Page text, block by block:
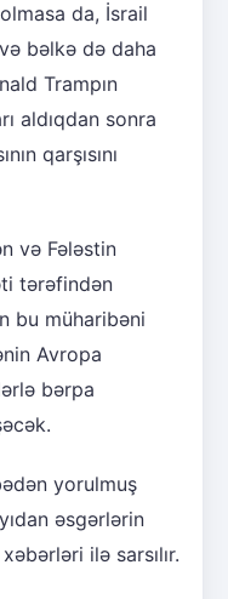
da, İsrail
bəlkə də daha
Trampın
aldıqdan sonra
qarşısını
və Fələstin
tərəfindən
bu müharibəni
Avropa
bərpa
yorulmuş
əsgərlərin
ilə sarsılır.